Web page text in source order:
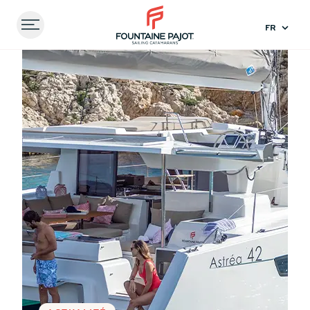
Menu
FOUNTAINE PAJOT - SAILING CATAMARANS
Accueil Expériences Naviguer vers l’Horizon avec
le Catamaran de Croisière Astréa 42 signé Fountaine
Pajot
Comparez les
modèles
41 44